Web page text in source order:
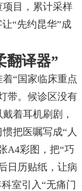
目，累计采样
“先约昆华”成
翻译器”
“国家临床重点
带。候诊区没有
着耳机刷剧，
把医嘱写成“人
A4彩图，把“巧
日历贴纸，让病
室引入“无痛门